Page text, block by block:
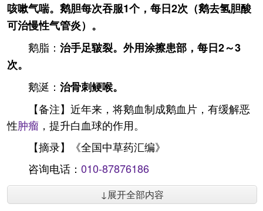
咳嗽气喘。鹅胆每次吞服1个，每日2次（鹅去氢胆酸
可治慢性气管炎）。
鹅脂： 治手足皲裂。外用涂擦患部，每日2～3
次。
鹅涎： 治骨刺鲠喉。
【备注】近年来，将鹅血制成鹅血片，有缓解恶
性肿瘤 ，提升白血球的作用。
【摘录】《全国中草药汇编》
咨询电话： 010-87876186
↓展开全部内容